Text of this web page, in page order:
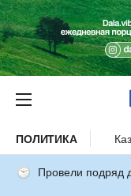
ПОЛИТИКА
Провели подряд